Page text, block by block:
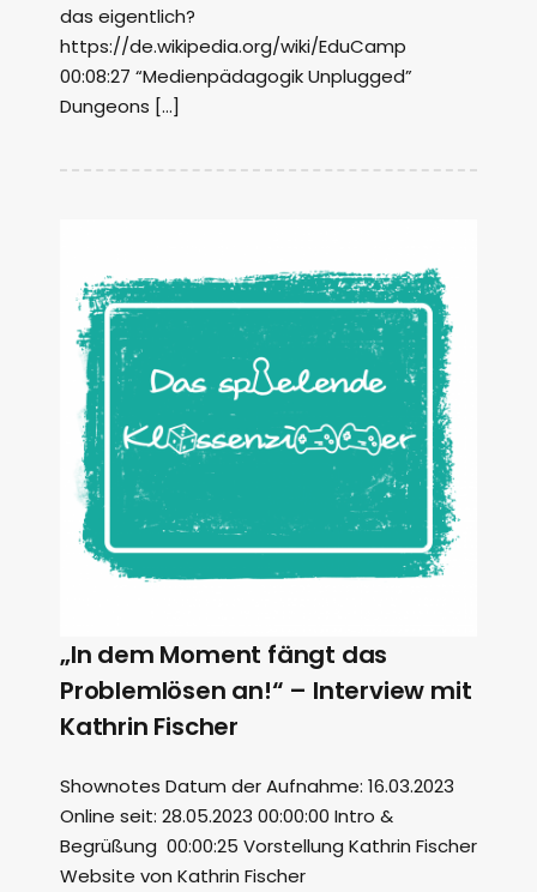
das eigentlich?
https://de.wikipedia.org/wiki/EduCamp
00:08:27 “Medienpädagogik Unplugged”
Dungeons […]
„In dem Moment fängt das
Problemlösen an!“ – Interview mit
Kathrin Fischer
Shownotes Datum der Aufnahme: 16.03.2023
Online seit: 28.05.2023 00:00:00 Intro &
Begrüßung 00:00:25 Vorstellung Kathrin Fischer
Website von Kathrin Fischer